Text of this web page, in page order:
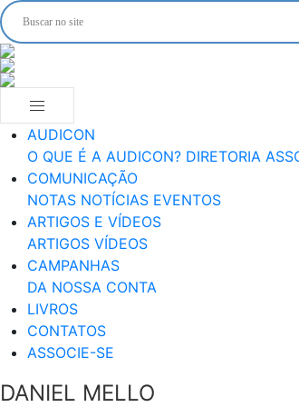
AUDICON
O QUE É A AUDICON? DIRETORIA
COMUNICAÇÃO
NOTAS NOTÍCIAS EVENTOS
ARTIGOS E VÍDEOS
ARTIGOS VÍDEOS
CAMPANHAS
DA NOSSA CONTA
LIVROS
CONTATOS
ASSOCIE-SE
DANIEL MELLO